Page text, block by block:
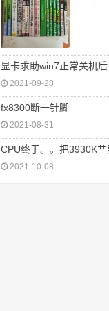
显卡求助win7正常关机
2021-09-28
fx8300断一针脚
2021-08-31
CPU终于。。把3930K艹
2021-10-08